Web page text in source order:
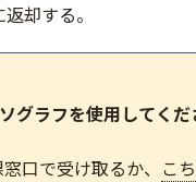
却する。
グラフを使用してくだ
口で受け取るか、 こ